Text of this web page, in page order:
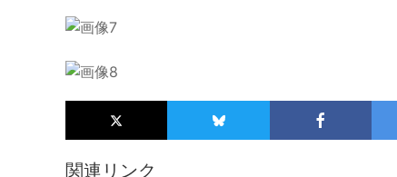
関連リンク